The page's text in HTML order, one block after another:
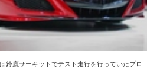
鈴鹿サーキットでテスト走行を行っていたプロ